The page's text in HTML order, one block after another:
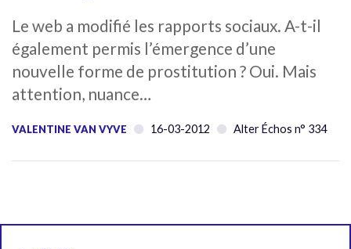
Le web a modifié les rapports sociaux. A-t-il
également permis l’émergence d’une
nouvelle forme de prostitution ? Oui. Mais
attention, nuance…
VALENTINE VAN VYVE 16-03-2012 Alter Échos n° 334